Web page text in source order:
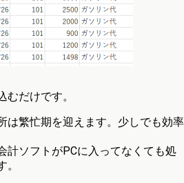
だけです。
は繁忙期を迎えます。少しでも効率
計ソフトがPCに入ってなくても処